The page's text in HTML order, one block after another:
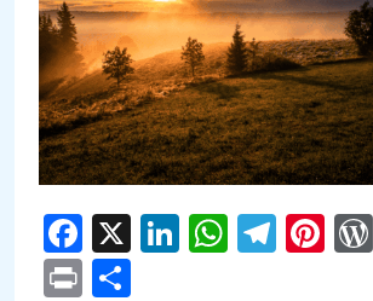
Facebook
X LinkedIn
Print